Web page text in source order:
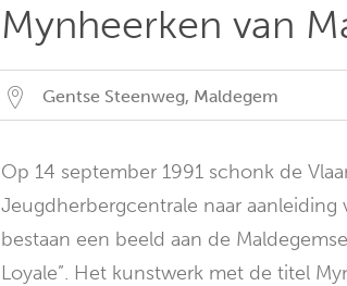
Mynheerken van
Gentse Steenweg, Maldegem
Op 14 september 1991 schonk de
Jeugdherbergcentrale naar aanleiding
bestaan een beeld aan de
Loyale”. Het kunstwerk met de titel